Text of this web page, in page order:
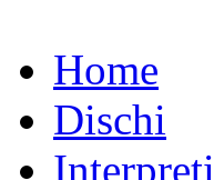
Home
Dischi
Interpreti